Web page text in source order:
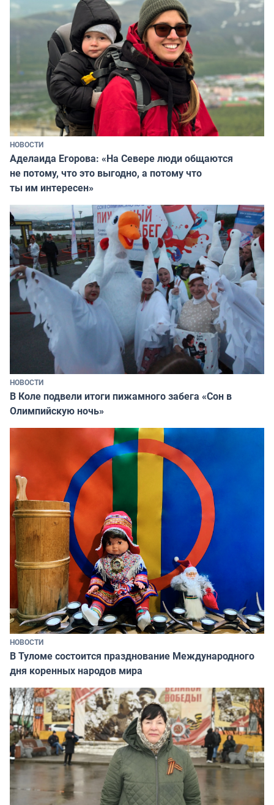
НОВОСТИ
Аделаида Егорова: «На Севере люди общаются
не потому, что это выгодно, а потому что
ты им интересен»
НОВОСТИ
В Коле подвели итоги пижамного забега «Сон в
Олимпийскую ночь»
НОВОСТИ
В Туломе состоится празднование Международного
дня коренных народов мира